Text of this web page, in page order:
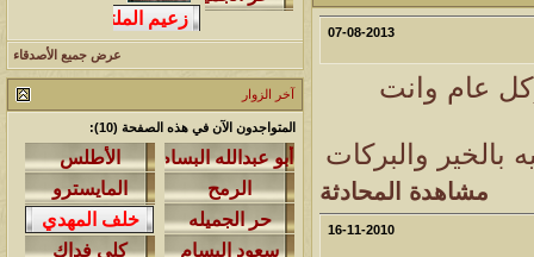
المشاهدات
آخر مشاركة
1324
640385 احمد جابر
مشاركات
آخر مشاركة
408
276348 آخر رد:خلف المهدي
مشاركات المشاهدات
آخر مشاركة
96109 آخر رد:ابن صلفيق
07-08-2013
عام وانت
بالخير والبركات
مشاهدة المحادثة
16-11-2010
عرض جميع الأصدقاء
آخر الزوار
المتواجدون الآن في هذه الصفحة (10):